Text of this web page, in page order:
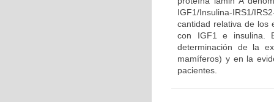
IGF1/Insulina-IRS1/
cantidad relativa de los
con IGF1 e insulina.
determinación de la
mamíferos) y en la
pacientes.